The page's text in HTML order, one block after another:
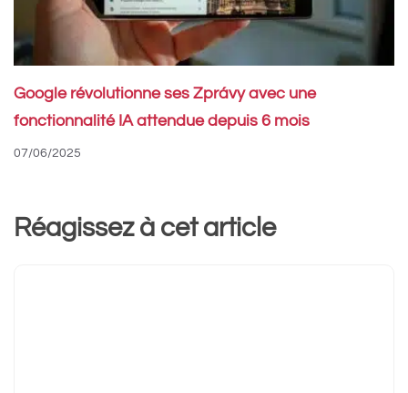
Google révolutionne ses Zprávy avec une
fonctionnalité IA attendue depuis 6 mois
07/06/2025
Réagissez à cet article